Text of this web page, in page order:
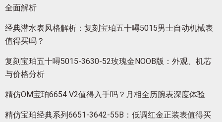
全面解析
经典潜水表风格解析：复刻宝珀五十噚5015男士自动机械表
值得买吗？
复刻宝珀五十噚5015-3630-52玫瑰金NOOB版：外观、机芯
与价格分析
精仿OM宝珀6654 V2值得入手吗？月相全历腕表深度体验
精仿宝珀经典系列6651-3642-55B：低调红金正装表值得买